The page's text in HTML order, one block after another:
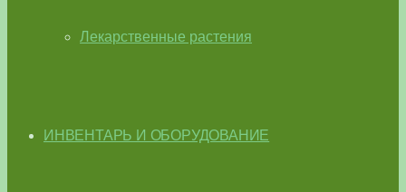
Лекарственные растения
ИНВЕНТАРЬ И ОБОРУДОВАНИЕ